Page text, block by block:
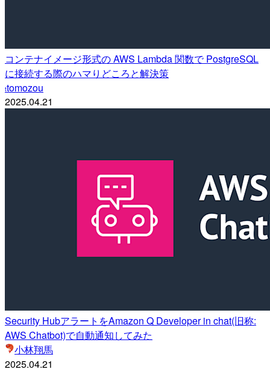
コンテナイメージ形式の AWS Lambda 関数で PostgreSQL
に接続する際のハマりどころと解決策
ttomozou
2025.04.21
Security HubアラートをAmazon Q Developer in chat(旧称:
AWS Chatbot)で自動通知してみた
小林翔馬
2025.04.21